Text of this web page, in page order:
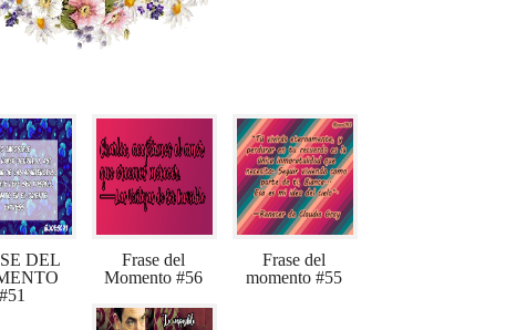
DEL
#51
Frase del
Momento #56
Frase del
momento #55